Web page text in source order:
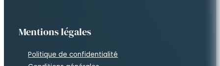
Mentions légales
Politique de confidentialité